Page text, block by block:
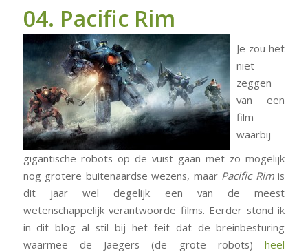
04. Pacific Rim
Je zou het
niet
zeggen
van een
film
waarbij
gigantische robots op de vuist gaan met zo mogelijk
nog grotere buitenaardse wezens, maar Pacific Rimis
dit jaar wel degelijk een van de meest
wetenschappelijk verantwoorde films. Eerder stond ik
in dit blog al stil bij het feit dat de breinbesturing
waarmee de Jaegers (de grote robots)heel